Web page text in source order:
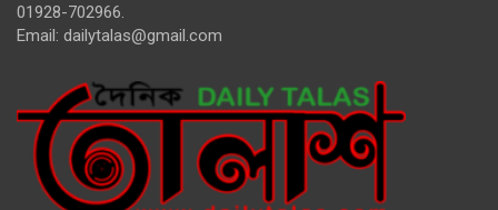
01928-702966.
Email: dailytalas@gmail.com